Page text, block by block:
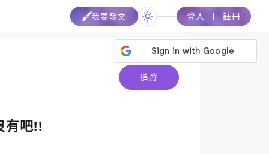
我要發文 登入 註冊
追蹤
有吧!!